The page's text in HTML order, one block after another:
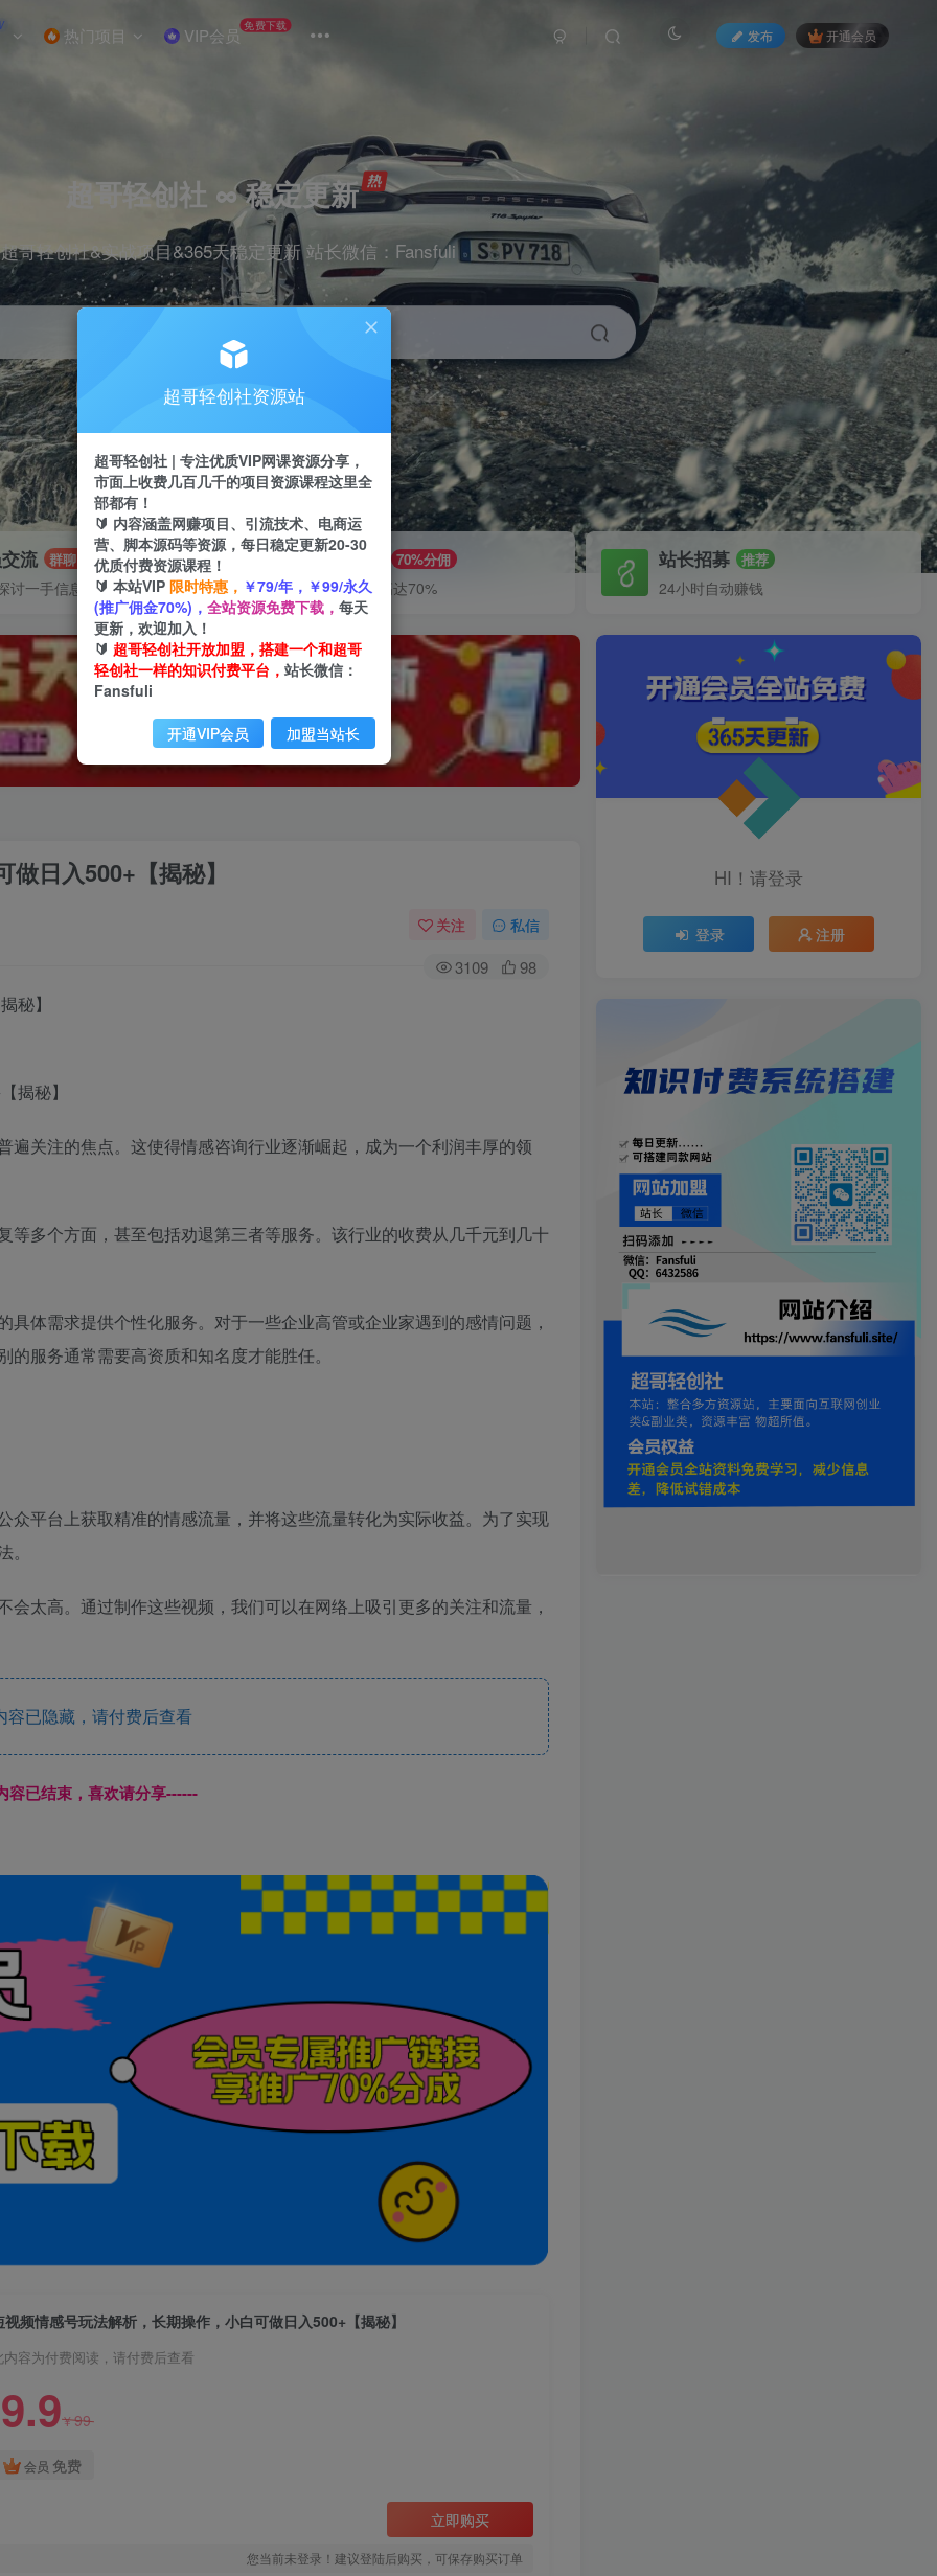
热门项目 VIP会员 免费下载
发布 开通会员
超哥轻创社 ∞ 稳定更新
超哥轻创社&实战项目&365天稳定更新 站长微信：Fansfuli
剪辑 电商 小红书
流 群聊
讨一手信息差
推广赚钱 70%分佣
推广返佣高达70%
站长招募 推荐
24小时自动赚钱
日入500+【揭秘】
关注 私信
3109 98
秘】
关注的焦点。这使得情感咨询行业逐渐崛起，成为一个利润丰厚的领
多个方面，甚至包括劝退第三者等服务。该行业的收费从几千元到几十
体需求提供个性化服务。对于一些企业高管或企业家遇到的感情问题，
服务通常需要高资质和知名度才能胜任。
平台上获取精准的情感流量，并将这些流量转化为实际收益。为了实现
太高。通过制作这些视频，我们可以在网络上吸引更多的关注和流量，
已隐藏，请付费后查看
容已结束，喜欢请分享------
视频情感号玩法解析，长期操作，小白可做日入500+【揭秘】
内容为付费阅读，请付费后查看
9.9¥99
会员 免费
立即购买
您当前未登录！建议登陆后购买，可保存购买订单
HI！请登录
登录 注册
超哥轻创社资源站
超哥轻创社 | 专注优质VIP网课资源分享，
市面上收费几百几千的项目资源课程这里全
部都有！
🔰 内容涵盖网赚项目、引流技术、电商运
营、脚本源码等资源，每日稳定更新20-30
优质付费资源课程！
🔰 本站VIP 限时特惠， ￥79/年，￥99/永久
(推广佣金70%)， 全站资源免费下载， 每天
更新，欢迎加入！
🔰 超哥轻创社开放加盟，搭建一个和超哥
轻创社一样的知识付费平台， 站长微信：
Fansfuli
开通VIP会员 加盟当站长